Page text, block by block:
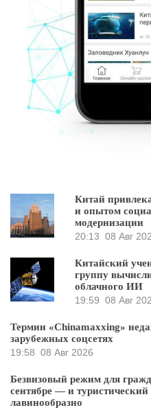
Китай
и опытом
модернизации
20:13 08 Авг
Китайский
группу
облачного ИИ
19:59 08 Авг
Термин «Chinamaxxing»
зарубежных соцсетях
19:58 08 Авг 2026
Безвизовый режим для
сентябре — и
лавинообразно